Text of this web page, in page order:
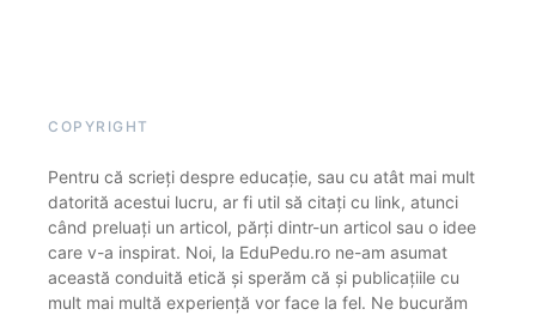
COPYRIGHT
Pentru că scrieți despre educație, sau cu atât mai mult
datorită acestui lucru, ar fi util să citați cu link, atunci
când preluați un articol, părți dintr-un articol sau o idee
care v-a inspirat. Noi, la EduPedu.ro ne-am asumat
această conduită etică și sperăm că și publicațiile cu
mult mai multă experiență vor face la fel. Ne bucurăm